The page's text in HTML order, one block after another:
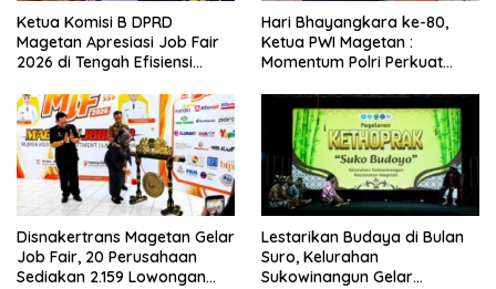
Ketua Komisi B DPRD
Magetan Apresiasi Job Fair
2026 di Tengah Efisiensi
Hari Bhayangkara ke-80,
Ketua PWI Magetan :
Momentum Polri Perkuat
Disnakertrans Magetan Gelar
Job Fair, 20 Perusahaan
Sediakan 2.159 Lowongan
Lestarikan Budaya di Bulan
Suro, Kelurahan
Sukowinangun Gelar